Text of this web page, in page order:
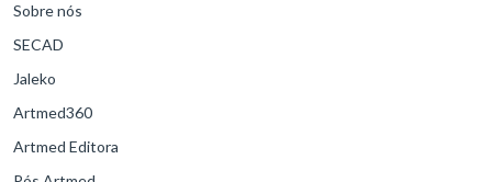
Sobre nós
SECAD
Jaleko
Artmed360
Artmed Editora